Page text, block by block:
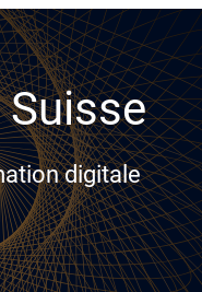
digitale